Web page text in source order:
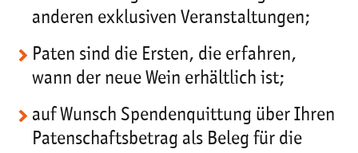
anderen exklusiven Veranstaltungen;
Paten sind die Ersten, die erfahren,
wann der neue Wein erhältlich ist;
auf Wunsch Spendenquittung über Ihren
Patenschaftsbetrag als Beleg für die